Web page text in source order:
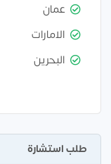
عمان
الامارات
البحرين
طلب استشارة